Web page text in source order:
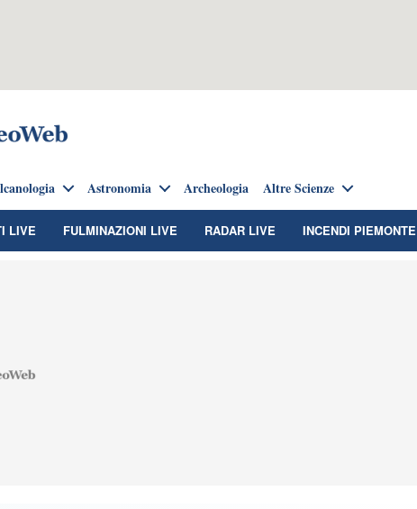
Astronomia Archeologia Altre Scienze
LIVE FULMINAZIONI LIVE RADAR LIVE INCENDI PIEMONTE